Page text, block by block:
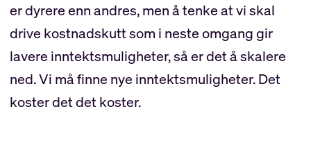
er dyrere enn andres, men å tenke at vi skal
drive kostnadskutt som i neste omgang gir
lavere inntektsmuligheter, så er det å skalere
ned. Vi må finne nye inntektsmuligheter. Det
koster det det koster.